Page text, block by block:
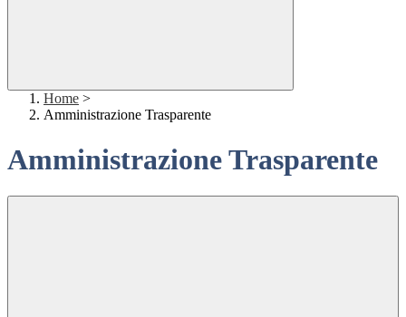
Home >
Amministrazione Trasparente
Amministrazione Trasparente